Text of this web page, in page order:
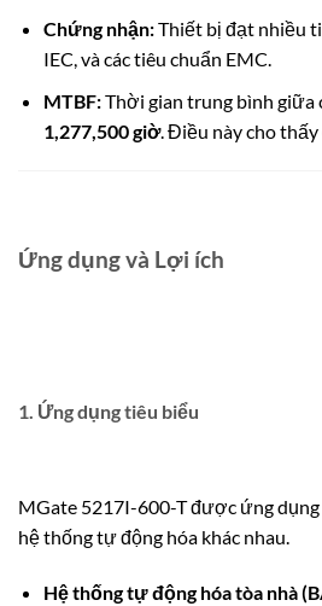
Chứng nhận:Thiết bị đạt nhiều
IEC, và các tiêu chuẩn EMC.
MTBF:Thời gian trung bình giữa
1,277,500 giờ. Điều này cho thấy
Ứng dụng và Lợi ích
1. Ứng dụng tiêu biểu
MGate 5217I-600-T được ứng dụng
hệ thống tự động hóa khác nhau.
Hệ thống tự động hóa tòa nhà